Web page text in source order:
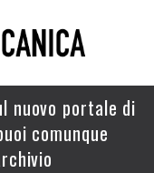
nuovo portale di
comunque